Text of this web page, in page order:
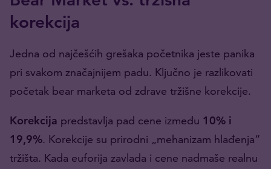
korekcija
Jedna od najčešćih grešaka početnika jeste panika
pri svakom značajnijem padu. Ključno je razlikovati
početak bear marketa od zdrave tržišne korekcije.
Korekcija predstavlja pad cene između 10% i
19,9%. Korekcije su prirodni „mehanizam hlađenja“
tržišta. Kada euforija zavlada i cene nadmaše realnu